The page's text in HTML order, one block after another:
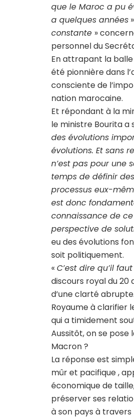
que le Maroc a pu
a quelques années
constante »
personnel du
En attrapant la
été pionnière dans
consciente de
nation marocaine.
Et répondant à la
le ministre Bourita a
des évolutions
évolutions. Et sans
n’est pas pour une
temps de définir
processus eux-
est donc
connaissance de
perspective de
eu des évolutions
soit politiquement.
«C’est dire qu’il
discours royal du 20
d’une clarté
Royaume à clarifier
qui a timidement
Aussitôt, on se pose
Macron ?
La réponse est
mûr et pacifique ,
économique de
préserver ses
à son pays à